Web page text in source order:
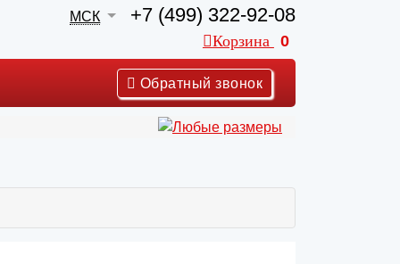
МСК +7 (499) 322-92-08
Корзина 0
Обратный звонок